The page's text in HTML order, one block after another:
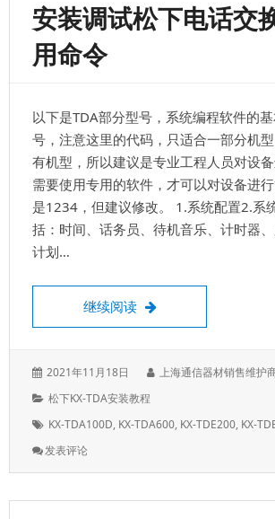
板
卡
亮
红
能
是
故
障
了，
正
是
安装调试松下电话交
用命令
以下是TDA部分型号，系统编程软件的
号，注意这里的代码，只适合一部分机
有机型，所以建议是专业工程人员对设备
需要使用专用的软件，才可以对设备进
是1234，但建议修改。 1.系统配置2.系
括：时间、话务员、待机音乐、计时器
计划…
继续阅读 安装调试松下电话交换
发
于：
2021年11月18日
作
上海通信器材销售维护
分
松下KX-TDA安装教程
标
KX-TDA100D, KX-TDA600, KX-TDE200, KX-
发表评论: 安
试